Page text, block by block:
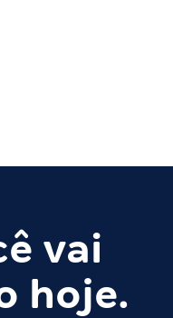
vai
hoje.